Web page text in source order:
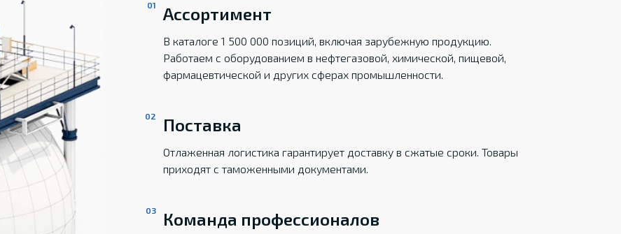
Ассортимент
В каталоге 1 500 000 позиций, включая зарубежную продукцию.
Работаем с оборудованием в нефтегазовой, химической, пищевой,
фармацевтической и других сферах промышленности.
Поставка
Отлаженная логистика гарантирует доставку в сжатые сроки. Товары
приходят с таможенными документами.
Команда профессионалов